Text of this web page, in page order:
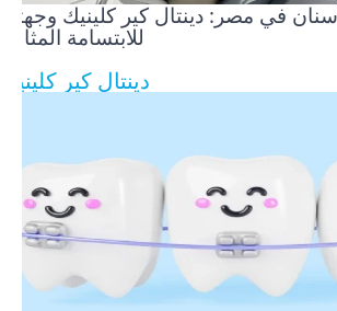
في مصر: دينتال كير كلينيك وجهتك
للابتسامة المثالية
دينتال كير كلينيك